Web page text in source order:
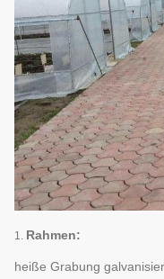
1. Rahmen:
heiße Grabung